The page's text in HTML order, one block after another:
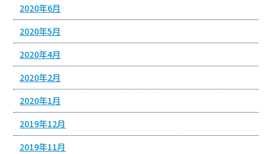
2020年6月
2020年5月
2020年4月
2020年2月
2020年1月
2019年12月
2019年11月